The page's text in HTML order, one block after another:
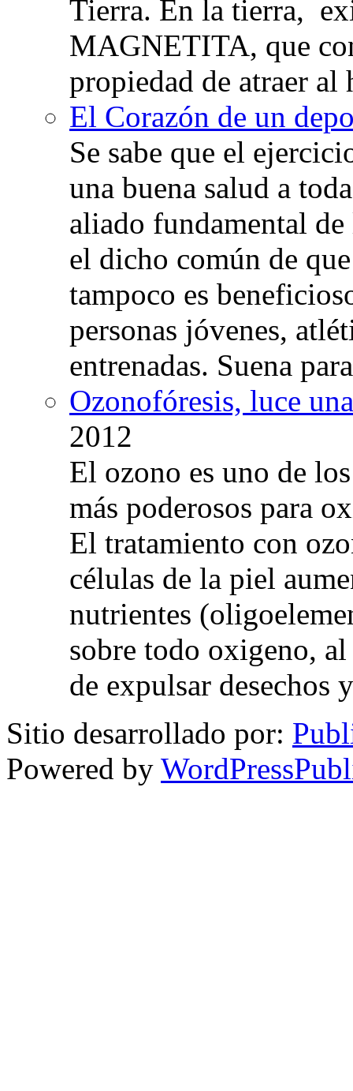
Tierra. En la tierra,
MAGNETITA, que
propiedad de atraer
El Corazón de un
Se sabe que el
una buena salud a
aliado fundamental
el dicho común de
tampoco es
personas jóvenes,
entrenadas. Suena
Ozonofóresis, luce
2012
El ozono es uno de
más poderosos para
El tratamiento con
células de la piel
nutrientes
sobre todo oxigeno,
de expulsar
Sitio desarrollado por:
Powered by